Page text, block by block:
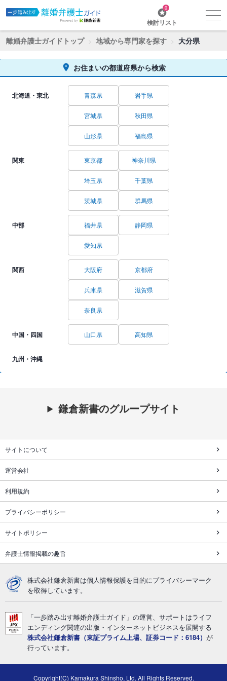
0
検討リスト
離婚弁護士ガイドトップ 地域から専門家を探す 大分県
お住まいの都道府県から検索
北海道・東北 青森県 岩手県
宮城県 秋田県
山形県 福島県
関東 東京都 神奈川県
埼玉県 千葉県
茨城県 群馬県
中部 福井県 静岡県
愛知県
関西 大阪府 京都府
兵庫県 滋賀県
奈良県
中国・四国 山口県 高知県
九州・沖縄
鎌倉新書のグループサイト
サイトについて
運営会社
利用規約
プライバシーポリシー
サイトポリシー
弁護士情報掲載の趣旨
株式会社鎌倉新書は個人情報保護を目的にプライバシーマーク
を取得しています。
「一歩踏み出す離婚弁護士ガイド」の運営、サポートはライフ
エンディング関連の出版・インターネットビジネスを展開する
株式会社鎌倉新書（東証プライム上場、証券コード：6184） が
行っています。
Copyright(C) Kamakura Shinsho, Ltd. All Rights Reserved.